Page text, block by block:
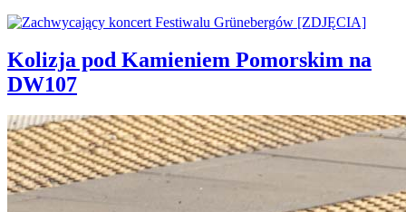
Kolizja pod Kamieniem Pomorskim na
DW107